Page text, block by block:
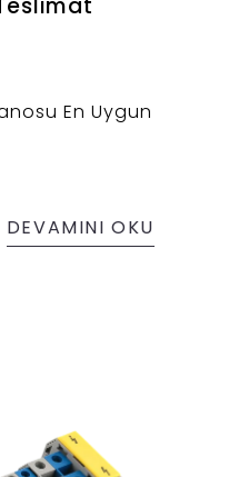
En Uygun
DEVAMINI OKU